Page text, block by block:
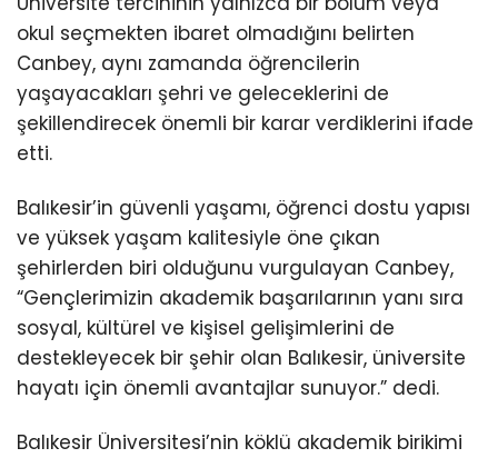
okul seçmekten ibaret olmadığını belirten
Canbey, aynı zamanda öğrencilerin
yaşayacakları şehri ve geleceklerini de
şekillendirecek önemli bir karar verdiklerini ifade
etti.
Balıkesir’in güvenli yaşamı, öğrenci dostu yapısı
ve yüksek yaşam kalitesiyle öne çıkan
şehirlerden biri olduğunu vurgulayan Canbey,
“Gençlerimizin akademik başarılarının yanı sıra
sosyal, kültürel ve kişisel gelişimlerini de
destekleyecek bir şehir olan Balıkesir, üniversite
hayatı için önemli avantajlar sunuyor.” dedi.
Balıkesir Üniversitesi’nin köklü akademik birikimi